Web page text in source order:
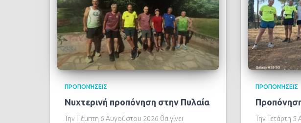
ΠΡΟΠΟΝΉΣΕΙΣ
Νυχτερινή προπόνηση στην Πυλαία
Την Πέμπτη 6 Αυγούστου 2026 θα γίνει
ΠΡΟΠΟΝΉΣΕΙΣ
Την Τετάρτη 5